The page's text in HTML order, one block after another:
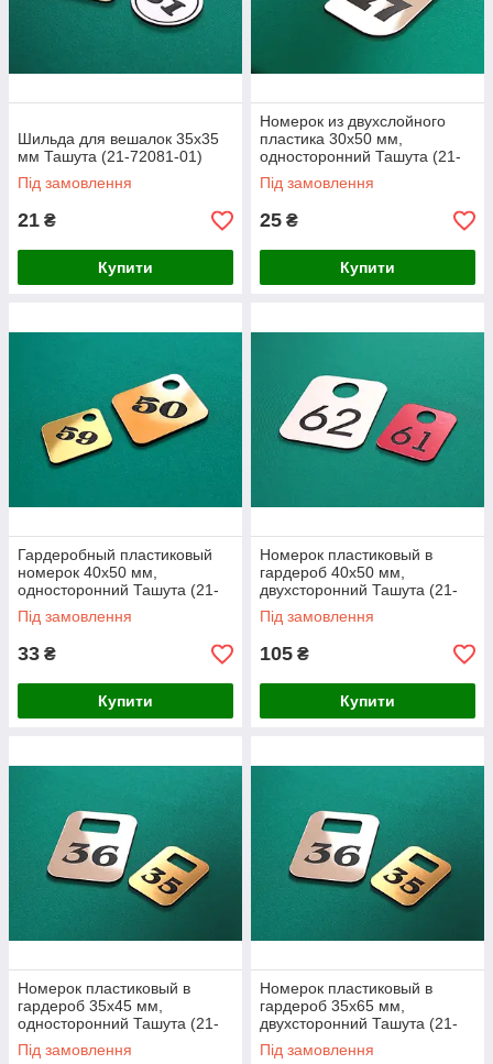
Шильда для вешалок 35х35
мм Ташута (21-72081-01)
Під замовлення
21 ₴
Купити
Номерок из двухслойного
пластика 30х50 мм,
односторонний Ташута (21-
72040-01)
Під замовлення
25 ₴
Купити
Гардеробный пластиковый
номерок 40х50 мм,
односторонний Ташута (21-
72030-01)
Під замовлення
33 ₴
Купити
Номерок пластиковый в
гардероб 40х50 мм,
двухсторонний Ташута (21-
72031-02)
Під замовлення
105 ₴
Купити
Номерок пластиковый в
гардероб 35х45 мм,
односторонний Ташута (21-
72020-01)
Під замовлення
Номерок пластиковый в
гардероб 35х65 мм,
двухсторонний Ташута (21-
72021-02)
Під замовлення